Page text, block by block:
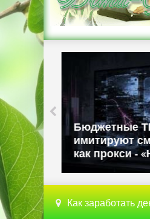
в
Бюджетные
имитируют
как прокси -
Как заработать